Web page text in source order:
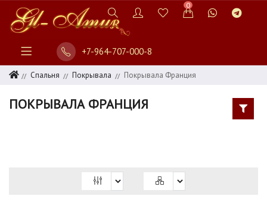
0
+7-964-707-000-8
Спальня Покрывала Покрывала Франция
СПАЛЬНЯ
ПОСТЕЛЬНОЕ
БЕЛЬЕ
ПОКРЫВАЛА ФРАНЦИЯ